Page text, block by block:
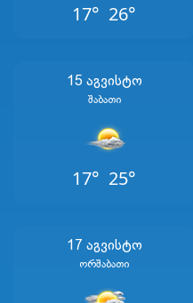
17° 26°
15 Აგვისტო
Შაბათი
17° 25°
17 Აგვისტო
Ორშაბათი